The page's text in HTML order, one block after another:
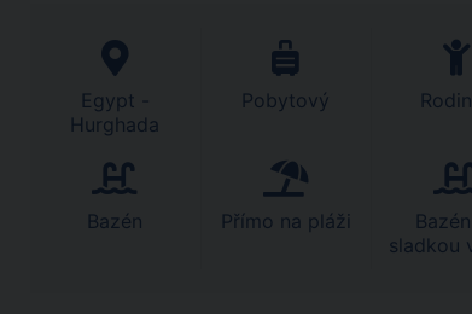
Egypt -
Hurghada
Pobytový
Bazén Přímo na pláži
sladkou